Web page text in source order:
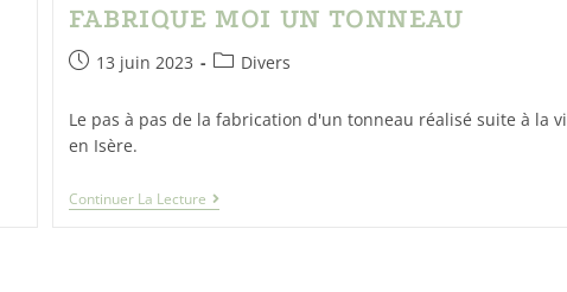
FABRIQUE MOI UN TONNEAU
13 juin 2023 Divers
Le pas à pas de la fabrication d'un tonneau réalisé suite à la
en Isère.
Continuer La Lecture